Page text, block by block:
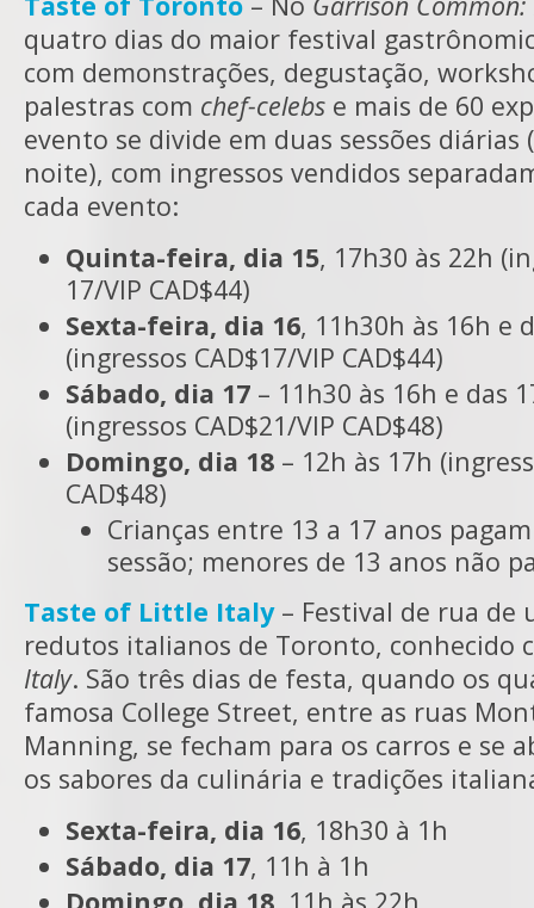
quatro dias do maior festival
com demonstrações, degustação,
palestras com chef-celebs e mais de 60
evento se divide em duas sessões diárias
noite), com ingressos vendidos
cada evento:
Quinta-feira, dia 15, 17h30 às 22h
17/VIP CAD$44)
Sexta-feira, dia 16, 11h30h às 16h e
(ingressos CAD$17/VIP CAD$44)
Sábado, dia 17 – 11h30 às 16h e das
(ingressos CAD$21/VIP CAD$48)
Domingo, dia 18 – 12h às 17h
CAD$48)
Crianças entre 13 a 17 anos
sessão; menores de 13 anos não
Taste of Little Italy– Festival de rua de
redutos italianos de Toronto, conhecido
Italy. São três dias de festa, quando os
famosa College Street, entre as ruas
Manning, se fecham para os carros e se
os sabores da culinária e tradições
Sexta-feira, dia 16, 18h30 à 1h
Sábado, dia 17, 11h à 1h